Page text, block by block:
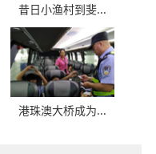
昔日小渔村到斐...
港珠澳大桥成为...